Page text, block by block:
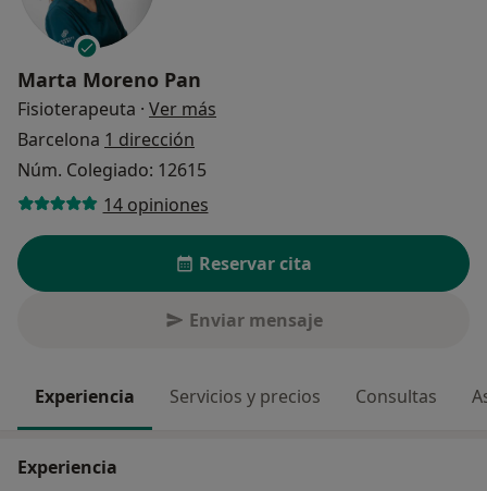
Marta Moreno Pan
Fisioterapeuta · Ver más
Barcelona 1 dirección
Núm. Colegiado: 12615
14 opiniones
Reservar cita
Enviar mensaje
Experiencia Servicios y precios Consultas
Experiencia